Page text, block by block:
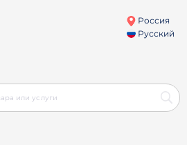
Россия
Русский